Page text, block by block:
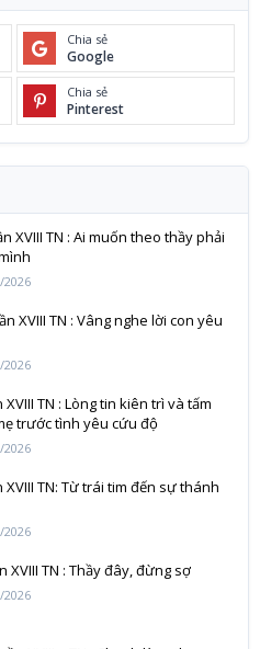
Chia sẻ
Google
Chia sẻ
Pinterest
XVIII TN : Ai muốn theo thầy phải
2026
XVIII TN : Vâng nghe lời con yêu
2026
TN : Lòng tin kiên trì và tấm
trước tình yêu cứu độ
2026
XVIII TN: Từ trái tim đến sự thánh
2026
XVIII TN : Thầy đây, đừng sợ
2026